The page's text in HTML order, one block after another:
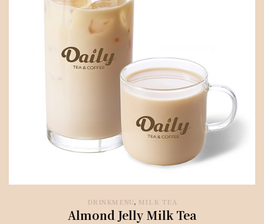
DRINKMENU, MILK TEA
Almond Jelly Milk Tea